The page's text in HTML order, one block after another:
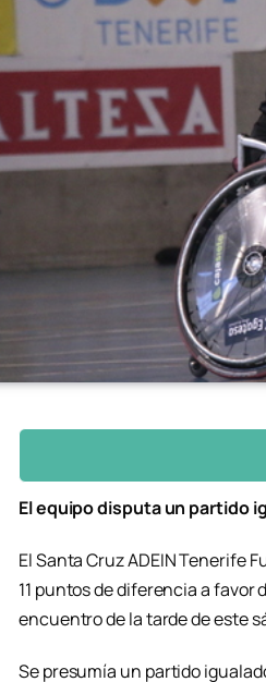
El equipo disputa un partido
El Santa Cruz ADEIN Tenerife
11 puntos de diferencia a favor
encuentro de la tarde de este
Se presumía un partido